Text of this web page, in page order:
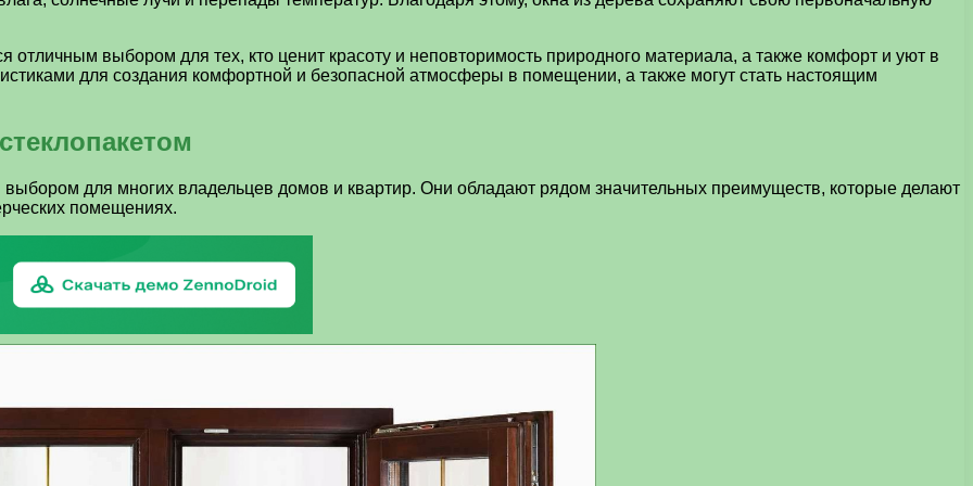
отличным выбором для тех, кто ценит красоту и неповторимость природного материала, а также комфорт и уют в
для создания комфортной и безопасной атмосферы в помещении, а также могут стать настоящим
для многих владельцев домов и квартир. Они обладают рядом значительных преимуществ, которые делают
помещениях.